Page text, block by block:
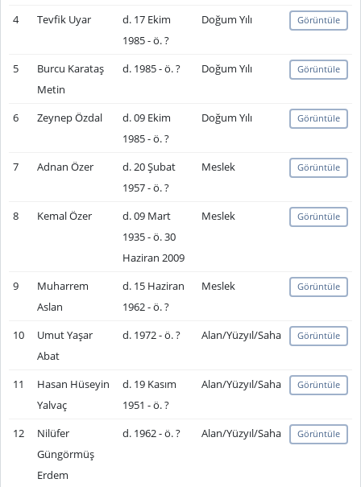
4 Tevfik Uyar
d. 17 Ekim
1985 - ö. ?
Doğum Yılı Görüntüle
5
Burcu Karataş
Metin
d. 1985 - ö. ? Doğum Yılı Görüntüle
6 Zeynep Özdal
d. 09 Ekim
1985 - ö. ?
Doğum Yılı Görüntüle
7 Adnan Özer
d. 20 Şubat
1957 - ö. ?
Meslek Görüntüle
8 Kemal Özer
d. 09 Mart
1935 - ö. 30
Haziran 2009
Meslek Görüntüle
9
Muharrem
Aslan
d. 15 Haziran
1962 - ö. ?
Meslek Görüntüle
10
Umut Yaşar
Abat
d. 1972 - ö. ? Alan/Yüzyıl/Saha Görüntüle
11
Hasan Hüseyin
Yalvaç
d. 19 Kasım
1951 - ö. ?
Alan/Yüzyıl/Saha Görüntüle
12
Nilüfer
Güngörmüş
Erdem
d. 1962 - ö. ? Alan/Yüzyıl/Saha Görüntüle